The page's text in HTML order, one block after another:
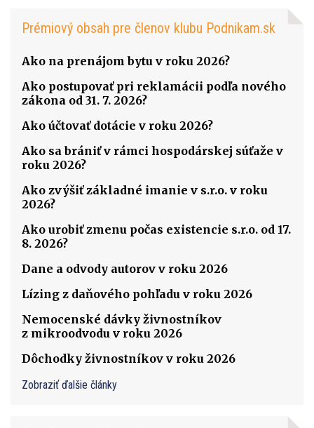
Prémiový obsah pre členov klubu Podnikam.sk
Ako na prenájom bytu v roku 2026?
Ako postupovať pri reklamácii podľa nového
zákona od 31. 7. 2026?
Ako účtovať dotácie v roku 2026?
Ako sa brániť v rámci hospodárskej súťaže v
roku 2026?
Ako zvýšiť základné imanie v s.r.o. v roku
2026?
Ako urobiť zmenu počas existencie s.r.o. od 17.
8. 2026?
Dane a odvody autorov v roku 2026
Lízing z daňového pohľadu v roku 2026
Nemocenské dávky živnostníkov
z mikroodvodu v roku 2026
Dôchodky živnostníkov v roku 2026
Zobraziť ďalšie články